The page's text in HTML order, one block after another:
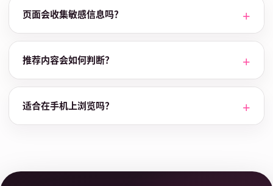
页面会收集敏感信息吗？
推荐内容会如何判断？
适合在手机上浏览吗？